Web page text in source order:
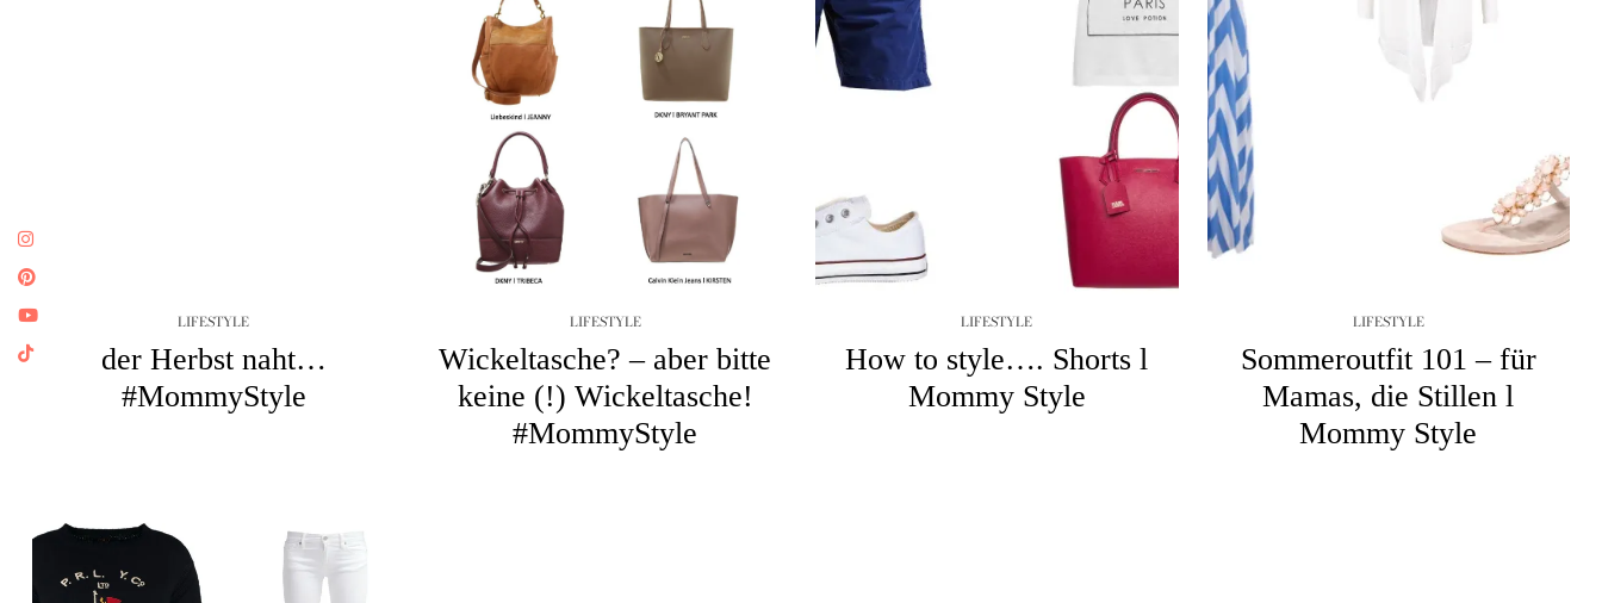
LIFESTYLE
der Herbst naht…
#MommyStyle
LIFESTYLE
Wickeltasche? – aber bitte
keine (!) Wickeltasche!
#MommyStyle
LIFESTYLE
How to style…. Shorts l
Mommy Style
LIFESTYLE
Sommeroutfit 101 – für
Mamas, die Stillen l
Mommy Style